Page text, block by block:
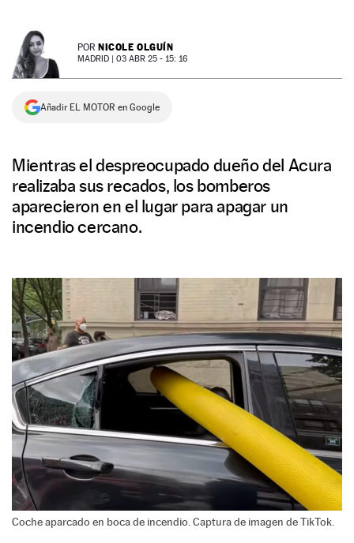
SÍGUENOS
POR NICOLE OLGUÍN
MADRID | 03 ABR 25 - 15: 16
Añadir EL MOTOR en Google
Mientras el despreocupado dueño del Acura
realizaba sus recados, los bomberos
aparecieron en el lugar para apagar un
incendio cercano.
Coche aparcado en boca de incendio. Captura de imagen de TikTok.